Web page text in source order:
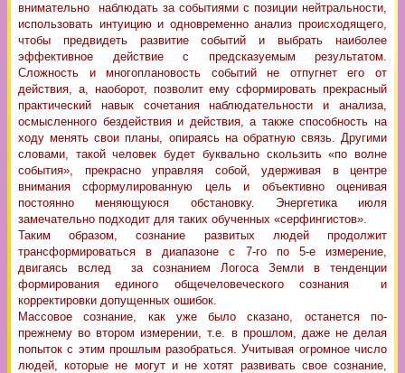
внимательно наблюдать за событиями с позиции нейтральности,
использовать интуицию и одновременно анализ происходящего,
чтобы предвидеть развитие событий и выбрать наиболее
эффективное действие с предсказуемым результатом.
Сложность и многоплановость событий не отпугнет его от
действия, а, наоборот, позволит ему сформировать прекрасный
практический навык сочетания наблюдательности и анализа,
осмысленного бездействия и действия, а также способность на
ходу менять свои планы, опираясь на обратную связь. Другими
словами, такой человек будет буквально скользить «по волне
события», прекрасно управляя собой, удерживая в центре
внимания сформулированную цель и объективно оценивая
постоянно меняющуюся обстановку. Энергетика июля
замечательно подходит для таких обученных «серфингистов».
Таким образом, сознание развитых людей продолжит
трансформироваться в диапазоне с 7-го по 5-е измерение,
двигаясь вслед за сознанием Логоса Земли в тенденции
формирования единого общечеловеческого сознания и
корректировки допущенных ошибок.
Массовое сознание, как уже было сказано, останется по-
прежнему во втором измерении, т.е. в прошлом, даже не делая
попыток с этим прошлым разобраться. Учитывая огромное число
людей, которые не могут и не хотят развивать свое сознание,